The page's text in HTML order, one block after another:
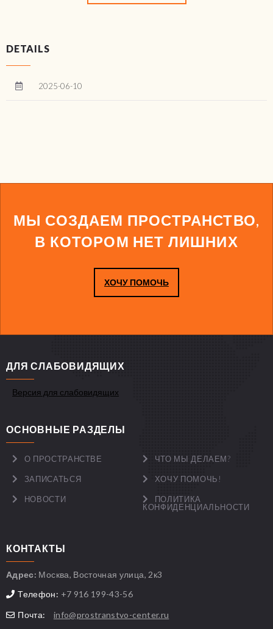
DETAILS
2025-06-10
МЫ СОЗДАЕМ ПРОСТРАНСТВО,
В КОТОРОМ НЕТ ЛИШНИХ
ХОЧУ ПОМОЧЬ
ДЛЯ СЛАБОВИДЯЩИХ
Версия для слабовидящих
ОСНОВНЫЕ РАЗДЕЛЫ
О ПРОСТРАНСТВЕ ЧТО МЫ ДЕЛАЕМ?
ЗАПИСАТЬСЯ ХОЧУ ПОМОЧЬ!
НОВОСТИ
ПОЛИТИКА
КОНФИДЕНЦИАЛЬНОСТИ
КОНТАКТЫ
Адрес: Москва, Восточная улица, 2к3
Телефон: +7 916 199-43-56
Почта:
info@prostranstvo-center.ru